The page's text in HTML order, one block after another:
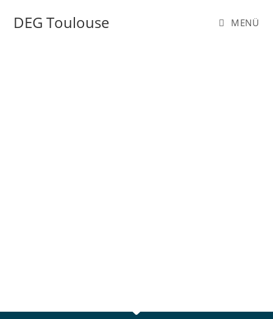
DEG Toulouse MENÜ